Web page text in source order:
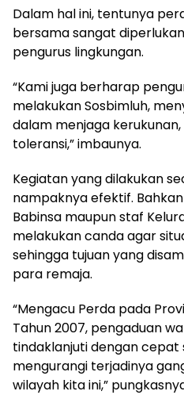
Dalam hal ini, tentunya
bersama sangat
pengurus lingkungan.
“Kami juga berharap
melakukan Sosbimluh,
dalam menjaga
toleransi,” imbaunya.
Kegiatan yang dilakukan
nampaknya efektif.
Babinsa maupun staf
melakukan canda agar
sehingga tujuan yang
para remaja.
“Mengacu Perda pada
Tahun 2007, pengaduan
tindaklanjuti dengan cepat
mengurangi terjadinya
wilayah kita ini,”